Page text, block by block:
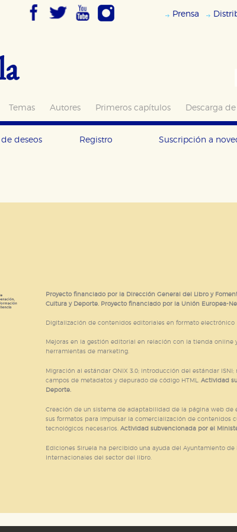
Prensa
Temas Autores Primeros capítulos Descarga
de deseos Registro Suscripción a
Proyecto financiado por la Dirección General del Libro y
Cultura y Deporte. Proyecto financiado por la Unión Europea-
Digitalización de contenidos editoriales en formato electrónico
Mejoras en la gestión editorial en relación con la tienda online
herramientas de marketing.
Migración al estándar ONIX 3.0; introducción del estándar
campos de metadatos y depurado de código HTML. Actividad
Deporte.
Creación de un sistema de adaptabilidad de la página web de
sus formatos para impulsar la comercialización de contenidos
tecnológicos necesarios. Actividad subvencionada por el
Ediciones Siruela ha percibido una ayuda del Ayuntamiento de
Internacionales del sector del libro.
sitio web funcione y no es posible deshabilitarlas
caso es posible que algunas áreas de nuestra web
tenga que reconfigurarlos cada vez que nos visita. La
información personal sino que se basan en la